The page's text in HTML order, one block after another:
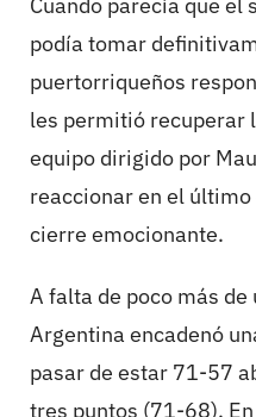
podía tomar
puertorriqueños
les permitió recuperar
equipo dirigido por
reaccionar en el
cierre emocionante.
A falta de poco más
Argentina encadenó
pasar de estar 71-57
tres puntos (71-68).